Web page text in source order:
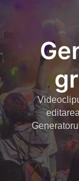
schimbă
textul